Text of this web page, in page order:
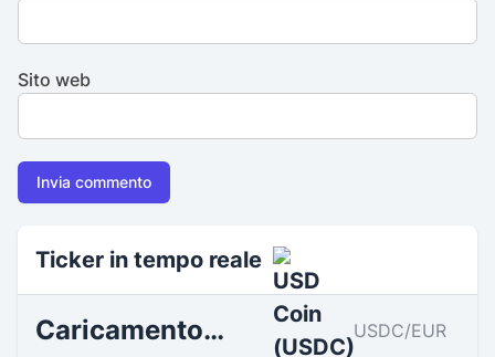
Sito web
USD Coin Tokenökonomie
Ticker in tempo reale
Caricamento… USDC/EUR